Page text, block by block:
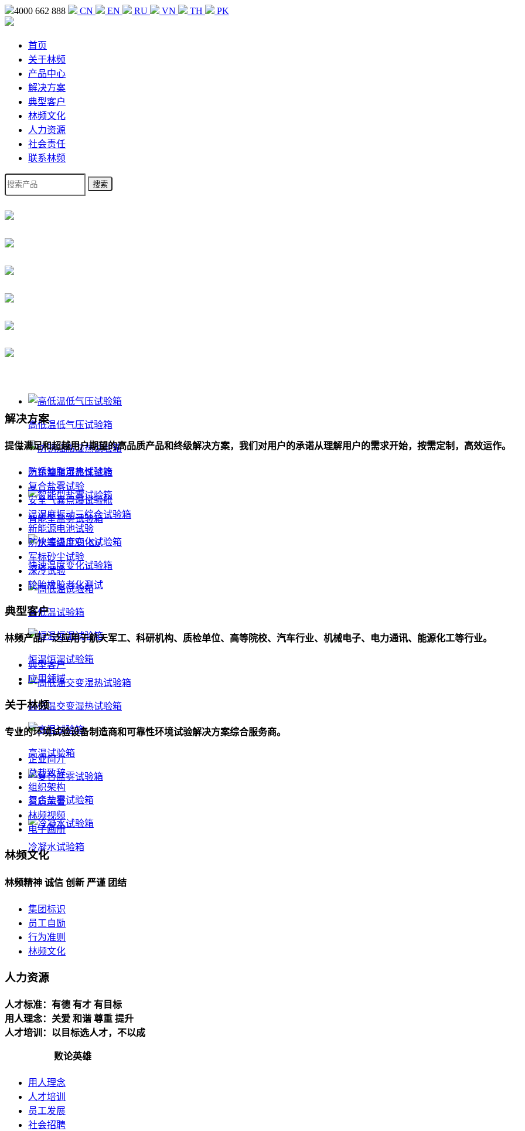
4000 662 888 CN EN RU VN TH PK
首页
关于林频
产品中心
解决方案
典型客户
林频文化
人力资源
社会责任
联系林频
高低温低气压试验箱
防锈油脂湿热试验箱
智能型盐雾试验箱
快速温度变化试验箱
高低温试验箱
恒温恒湿试验箱
高低温交变湿热试验箱
高温试验箱
复合盐雾试验箱
冷凝水试验箱
解决方案
提供满足和超越用户期望的高品质产品和终级解决方案，我们对用户的承诺从理解用户的需求开始，按需定制，高效运作。
汽车整车可靠性试验
复合盐雾试验
安全气囊点爆试验舱
温湿度振动三综合试验箱
新能源电池试验
防水等级IPX1-X6
军标砂尘试验
深冷试验
轮胎橡胶老化测试
典型客户
林频产品广泛应用于航天军工、科研机构、质检单位、高等院校、汽车行业、机械电子、电力通讯、能源化工等行业。
典型客户
应用领域
关于林频
专业的环境试验设备制造商和可靠性环境试验解决方案综合服务商。
企业简介
总裁致辞
组织架构
资质荣誉
林频视频
电子画册
林频文化
林频精神 诚信 创新 严谨 团结
集团标识
员工自励
行为准则
林频文化
人力资源
人才标准：有德 有才 有目标
用人理念：关爱 和谐 尊重 提升
人才培训：以目标选人才，不以成
败论英雄
用人理念
人才培训
员工发展
社会招聘